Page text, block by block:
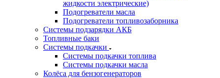
жидкости электрические)
Подогреватели масла
Подогреватели топливозаборника
Системы подзарядки АКБ
Топливные баки
Системы подкачки
Системы подкачки топлива
Системы подкачки масла
Колёса для бензогенераторов